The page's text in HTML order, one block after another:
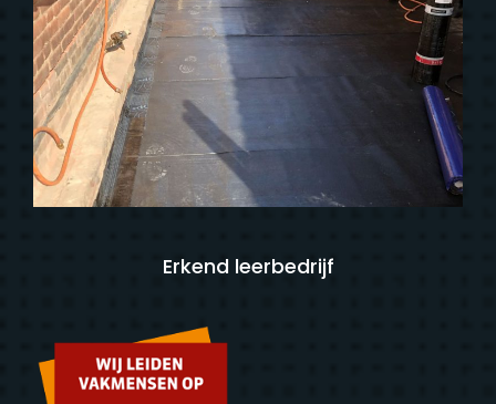
Erkend leerbedrijf